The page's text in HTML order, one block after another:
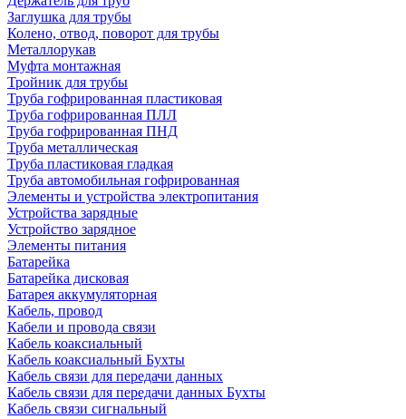
Заглушка для трубы
Колено, отвод, поворот для трубы
Металлорукав
Муфта монтажная
Тройник для трубы
Труба гофрированная пластиковая
Труба гофрированная ПЛЛ
Труба гофрированная ПНД
Труба металлическая
Труба пластиковая гладкая
Труба автомобильная гофрированная
Элементы и устройства электропитания
Устройства зарядные
Устройство зарядное
Элементы питания
Батарейка
Батарейка дисковая
Батарея аккумуляторная
Кабель, провод
Кабели и провода связи
Кабель коаксиальный
Кабель коаксиальный Бухты
Кабель связи для передачи данных
Кабель связи для передачи данных Бухты
Кабель связи сигнальный